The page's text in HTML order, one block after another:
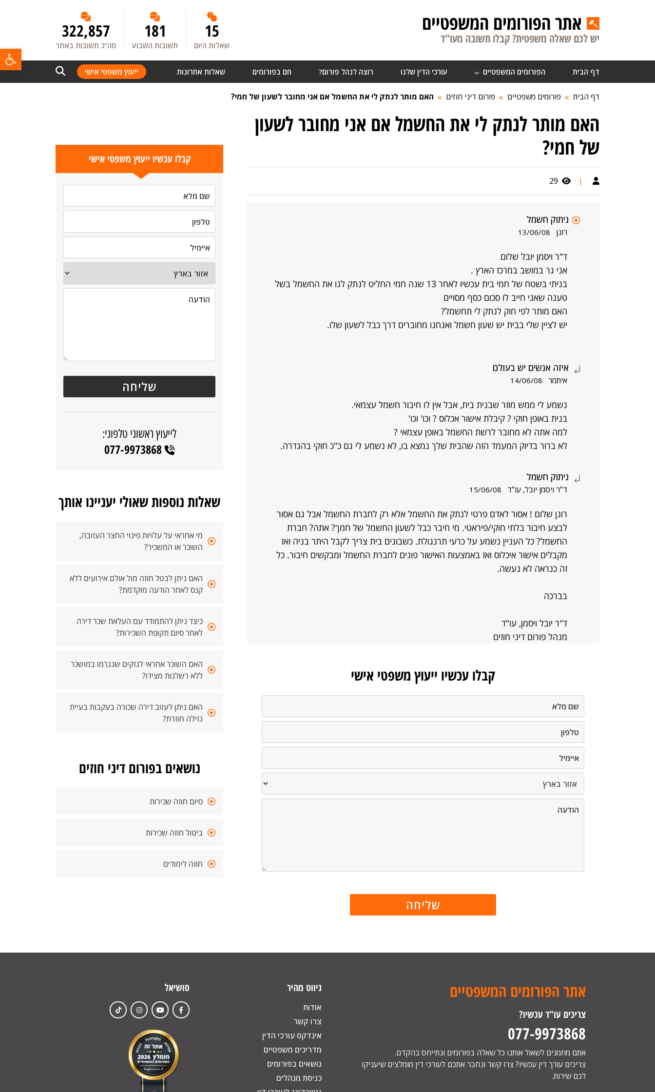
אתר הפורומים המשפטיים
יש לכם שאלה משפטית? קבלו תשובה מעו"ד 15
שאלות היום
181
תשובות השבוע
322,857
סה”כ תשובות באתר
דף הבית הפורומים המשפטיים עורכי הדין שלנו רוצה לנהל פורום? חם בפורומים שאלות אחרונות ייעוץ משפטי אישי
דף הבית פורומים משפטיים פורום דיני חוזים האם מותר לנתק לי את החשמל אם אני מחובר לשעון של חמי?
האם מותר לנתק לי את החשמל אם אני מחובר לשעון
של חמי?
|
29
ניתוק חשמל
רונן 13/06/08
ד"ר ויסמן יובל שלום
אני גר במושב במרכז הארץ .
בניתי בשטח של חמי בית עכשיו לאחר 13 שנה חמי החליט לנתק לנו את החשמל בשל
טענה שאני חייב לו סכום כסף מסויים
האם מותר לפי חוק לנתק לי תחשמל?
יש לציין שלי בבית יש שעון חשמל ואנחנו מחוברים דרך כבל לשעון שלו.
איזה אנשים יש בעולם
איתמר 14/06/08
נשמע לי ממש מוזר שבנית בית, אבל אין לו חיבור חשמל עצמאי.
בנית באופן חוקי ? קיבלת אישור אכלוס ? וכו' וכו'
למה אתה לא מחובר לרשת החשמל באופן עצמאי ?
לא ברור בדיוק המעמד הזה שהבית שלך נמצא בו, לא נשמע לי גם כ"כ חוקי בהגדרה.
ניתוק חשמל
ד"ר ויסמן יובל, עו"ד 15/06/08
רונן שלום ! אסור לאדם פרטי לנתק את החשמל אלא רק לחברת החשמל אבל גם אסור
לבצע חיבור בלתי חוקי/פיראטי. מי חיבר כבל לשעון החשמל של חמך? אתה? חברת
החשמל? כל העניין נשמע על כרעי תרנגולת. כשבונים בית צריך לקבל היתר בניה ואז
מקבלים אישור איכלוס ואז באמצעות האישור פונים לחברת החשמל ומבקשים חיבור. כל
זה כנראה לא נעשה.
בברכה
ד"ר יובל ויסמן, עו"ד
מנהל פורום דיני חוזים
קבלו עכשיו ייעוץ משפטי אישי
קבלו עכשיו ייעוץ משפטי אישי
לייעוץ ראשוני טלפוני:
077-9973868
שאלות נוספות שאולי יעניינו אותך
מי אחראי על עלויות פינוי החצר העזובה,
השוכר או המשכיר?
האם ניתן לבטל חוזה מול אולם אירועים ללא
קנס לאחר הודעה מוקדמת?
כיצד ניתן להתמודד עם העלאת שכר דירה
לאחר סיום תקופת השכירות?
האם השוכר אחראי לנזקים שנגרמו במושכר
ללא רשלנות מצידו?
האם ניתן לעזוב דירה שכורה בעקבות בעיית
נזילה חוזרת?
נושאים בפורום דיני חוזים
סיום חוזה שכירות
ביטול חוזה שכירות
חוזה לימודים
אתר הפורומים המשפטיים
צריכים עו"ד עכשיו?
077-9973868
אתם מוזמנים לשאול אותנו כל שאלה בפורומים ונתייחס בהקדם.
צריכים עורך דין עכשיו? צרו קשר ונחבר אתכם לעורכי דין מומלצים שיעניקו
לכם שירות.
ניווט מהיר
אודות
צרו קשר
אינדקס עורכי הדין
מדריכים משפטיים
נושאים בפורומים
כניסת מנהלים
סושיאל